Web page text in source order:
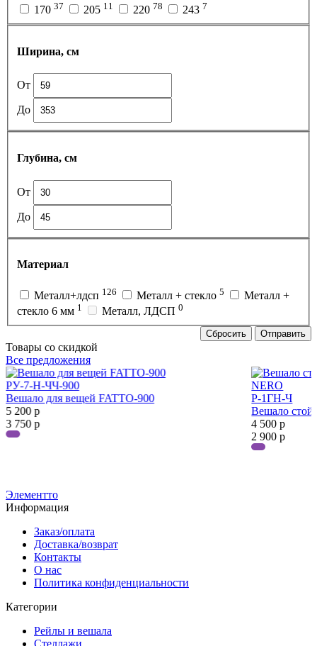
170 37 205 11 220 78 243 7
Ширина, см
От
До
Глубина, см
От
До
Материал
Металл+лдсп 126 Металл + стекло 5
Металл +
стекло 6 мм 1 Металл, ЛДСП 0
Сбросить Отправить
Товары со скидкой
Все предложения
РУ-7-Н-ЧЧ-900
Вешало для вещей FATTO-900
5 200р
3 750р
Р-1ГН-Ч
Вешало
4 500 р
2 900 р
Элементто
Информация
Заказ/оплата
Доставка/возврат
Контакты
О нас
Политика конфиденциальности
Категории
Рейлы и вешала
Стеллажи